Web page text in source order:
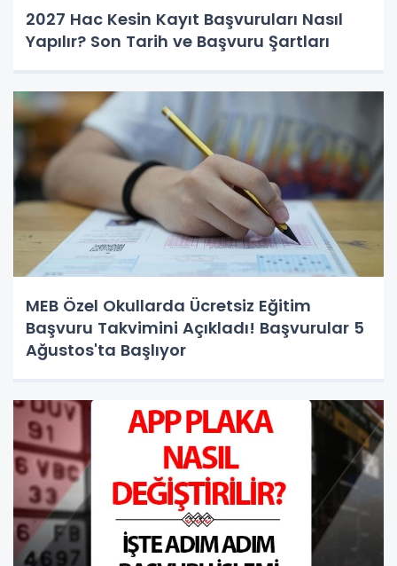
2027 Hac Kesin Kayıt Başvuruları Nasıl
Yapılır? Son Tarih ve Başvuru Şartları
MEB Özel Okullarda Ücretsiz Eğitim
Başvuru Takvimini Açıkladı! Başvurular 5
Ağustos'ta Başlıyor